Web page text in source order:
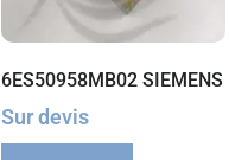
6ES50958MB02 SIEMENS
Sur devis